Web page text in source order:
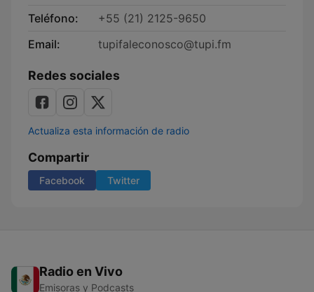
Teléfono:
+55 (21) 2125-9650
Email:
tupifaleconosco@tupi.fm
Redes sociales
Actualiza esta información de radio
Compartir
Facebook Twitter
Radio en Vivo
Emisoras y Podcasts